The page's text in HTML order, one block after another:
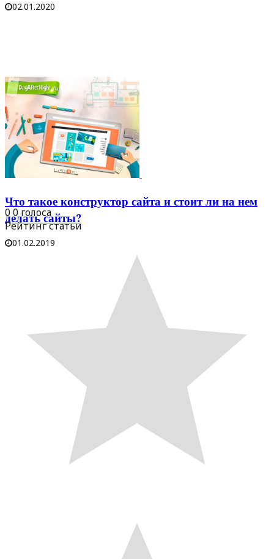
02.01.2020
Что такое конструктор сайта и стоит ли на нем
делать сайты?
01.02.2019
00 голоса
Рейтинг статьи